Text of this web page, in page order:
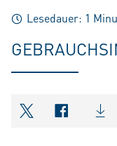
Lesedauer: 1